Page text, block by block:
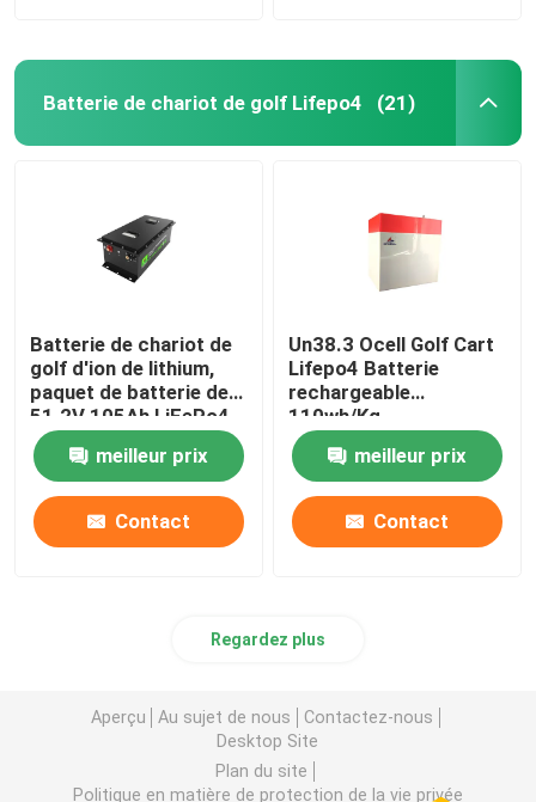
Batterie de chariot de golf Lifepo4 (21)
Batterie de chariot de
golf d'ion de lithium,
paquet de batterie de
51.2V 105Ah LiFePo4
meilleur prix
Contact
Un38.3 Ocell Golf Cart
Lifepo4 Batterie
rechargeable
110wh/Kg
meilleur prix
Contact
Regardez plus
Aperçu Au sujet de nous
Contactez-nous
Desktop Site
Plan du site
Politique en matière de protection de la vie privée